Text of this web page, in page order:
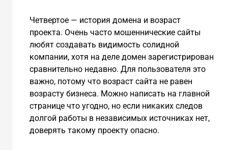
Четвертое — история домена и возраст
проекта. Очень часто мошеннические сайты
любят создавать видимость солидной
компании, хотя на деле домен зарегистрирован
сравнительно недавно. Для пользователя это
важно, потому что возраст сайта не равен
возрасту бизнеса. Можно написать на главной
странице что угодно, но если никаких следов
долгой работы в независимых источниках нет,
доверять такому проекту опасно.